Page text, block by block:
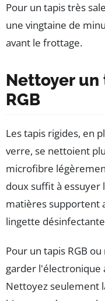
Pour un tapis très
une vingtaine de
avant le frottage.
Nettoyer
RGB
Les tapis rigides, en
verre, se nettoient
microfibre
doux suffit à essuyer
matières supportent
lingette
Pour un tapis RGB
garder l'électronique
Nettoyez seulement